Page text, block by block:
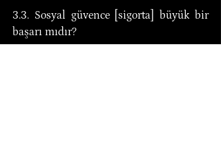
3.3. Sosyal güvence [sigorta] büyük bir
başarı mıdır?